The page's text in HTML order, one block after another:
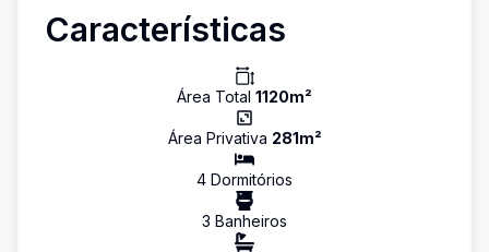
Características
Área Total 1120m²
Área Privativa 281m²
4 Dormitórios
3 Banheiros